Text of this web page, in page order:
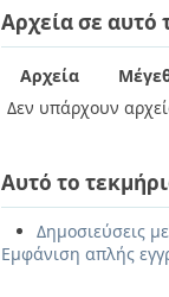
Αρχεία σε αυτό
Αρχεία
Δεν υπάρχουν
Αυτό το
Δημοσιεύσεις
Εμφάνιση απλής